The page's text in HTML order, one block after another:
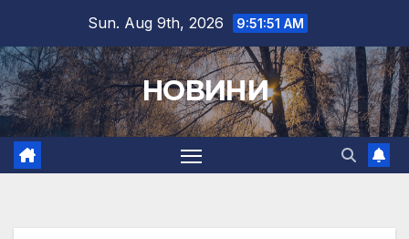
content
Sun. Aug 9th, 2026 9:51:52 AM
НОВИНИ